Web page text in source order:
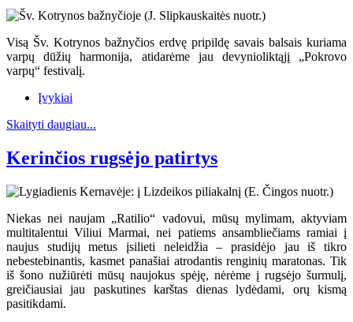
Visą Šv. Kotrynos bažnyčios erdvę pripildę savais balsais kuriama
varpų dūžių harmonija, atidarėme jau devynioliktąjį „Pokrovo
varpų“ festivalį.
Įvykiai
Skaityti daugiau...
Kerinčios rugsėjo patirtys
Niekas nei naujam „Ratilio“ vadovui, mūsų mylimam, aktyviam
multitalentui Viliui Marmai, nei patiems ansambliečiams ramiai į
naujus studijų metus įsilieti neleidžia – prasidėjo jau iš tikro
nebestebinantis, kasmet panašiai atrodantis renginių maratonas. Tik
iš šono nužiūrėti mūsų naujokus spėję, nėrėme į rugsėjo šurmulį,
greičiausiai jau paskutines karštas dienas lydėdami, orų kismą
pasitikdami.